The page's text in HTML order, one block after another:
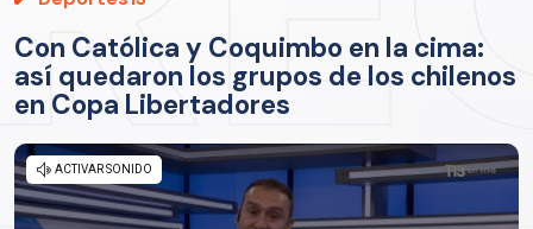
Con Católica y Coquimbo en la cima:
así quedaron los grupos de los chilenos
en Copa Libertadores